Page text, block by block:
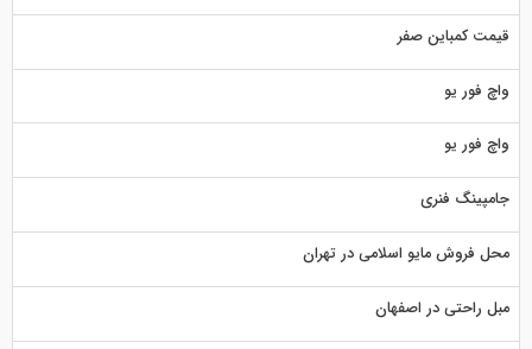
قیمت کمباین صفر
واچ فور یو
واچ فور یو
جامپینگ فنری
محل فروش مایو اسلامی در تهران
مبل راحتی در اصفهان